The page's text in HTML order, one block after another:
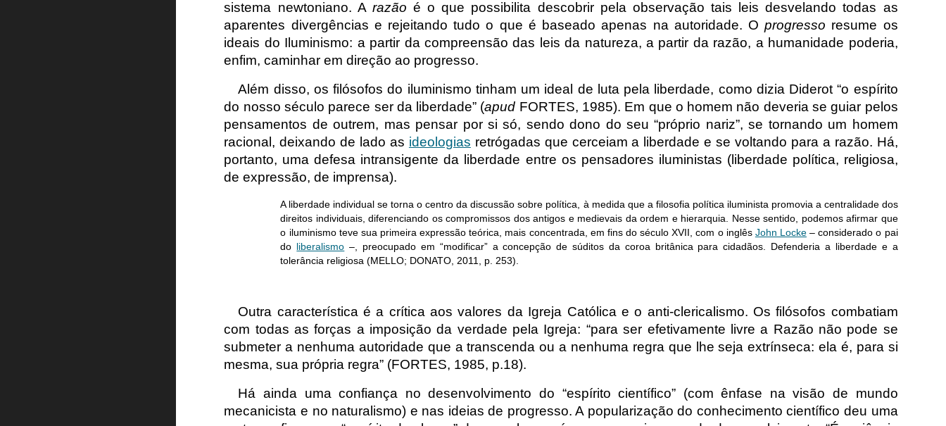
sistema newtoniano. A razãoé o que possibilita descobrir pela observação tais leis desvelando todas as
aparentes divergências e rejeitando tudo o que é baseado apenas na autoridade. Oprogresso resume os
ideais do Iluminismo: a partir da compreensão das leis da natureza, a partir da razão, a humanidade poderia,
enfim, caminhar em direção ao progresso.
Além disso, os filósofos do iluminismo tinham um ideal de luta pela liberdade, como dizia Diderot “o espírito
do nosso século parece ser da liberdade” (apud FORTES, 1985). Em que o homem não deveria se guiar pelos
pensamentos de outrem, mas pensar por si só, sendo dono do seu “próprio nariz”, se tornando um homem
racional, deixando de lado as ideologias retrógadas que cerceiam a liberdade e se voltando para a razão. Há,
portanto, uma defesa intransigente da liberdade entre os pensadores iluministas (liberdade política, religiosa,
de expressão, de imprensa).
A liberdade individual se torna o centro da discussão sobre política, à medida que a filosofia política iluminista promovia a centralidade dos
direitos individuais, diferenciando os compromissos dos antigos e medievais da ordem e hierarquia. Nesse sentido, podemos afirmar que
o iluminismo teve sua primeira expressão teórica, mais concentrada, em fins do século XVII, com o inglês John Locke– considerado o pai
do liberalismo –, preocupado em “modificar” a concepção de súditos da coroa britânica para cidadãos. Defenderia a liberdade e a
tolerância religiosa (MELLO; DONATO, 2011, p. 253).
Outra característica é a crítica aos valores da Igreja Católica e o anti-clericalismo. Os filósofos combatiam
com todas as forças a imposição da verdade pela Igreja: “para ser efetivamente livre a Razão não pode se
submeter a nenhuma autoridade que a transcenda ou a nenhuma regra que lhe seja extrínseca: ela é, para si
mesma, sua própria regra” (FORTES, 1985, p.18).
Há ainda uma confiança no desenvolvimento do “espírito científico” (com ênfase na visão de mundo
mecanicista e no naturalismo) e nas ideias de progresso. A popularização do conhecimento científico deu uma